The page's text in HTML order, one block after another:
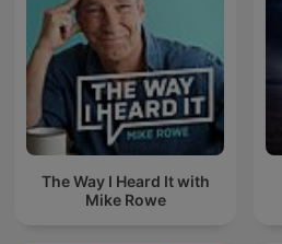
The Way I Heard It with
Mike Rowe